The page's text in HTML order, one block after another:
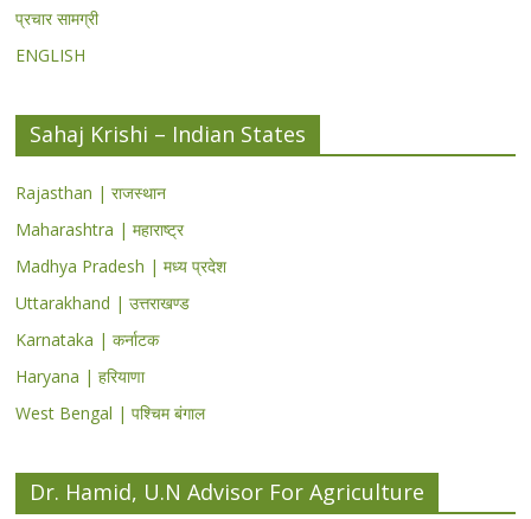
प्रचार सामग्री
ENGLISH
Sahaj Krishi – Indian States
Rajasthan | राजस्थान
Maharashtra | महाराष्ट्र
Madhya Pradesh | मध्य प्रदेश
Uttarakhand | उत्तराखण्ड
Karnataka | कर्नाटक
Haryana | हरियाणा
West Bengal | पश्चिम बंगाल
Dr. Hamid, U.N Advisor For Agriculture